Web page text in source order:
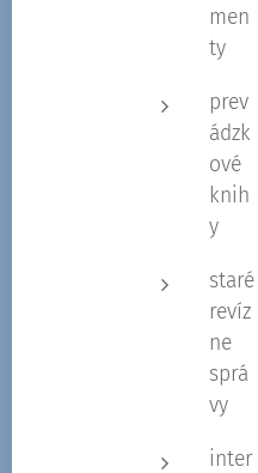
men
ty
prev
ádzk
ové
knih
y
staré
revíz
ne
sprá
vy
inter